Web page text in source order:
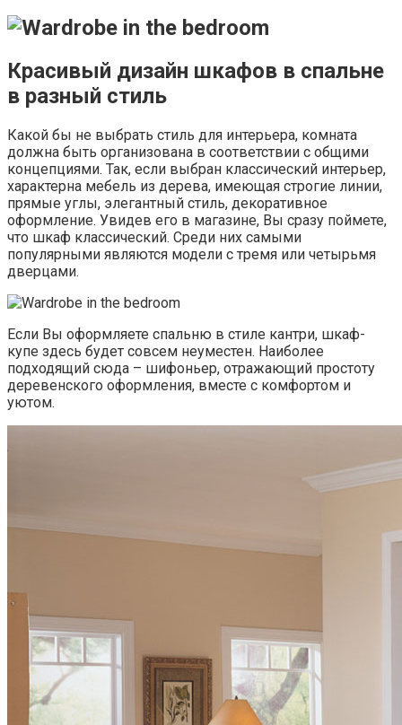
Красивый дизайн шкафов в спальне
в разный стиль
Какой бы не выбрать стиль для интерьера, комната
должна быть организована в соответствии с общими
концепциями. Так, если выбран классический интерьер,
характерна мебель из дерева, имеющая строгие линии,
прямые углы, элегантный стиль, декоративное
оформление. Увидев его в магазине, Вы сразу поймете,
что шкаф классический. Среди них самыми
популярными являются модели с тремя или четырьмя
дверцами.
Если Вы оформляете спальню в стиле кантри, шкаф-
купе здесь будет совсем неуместен. Наиболее
подходящий сюда – шифоньер, отражающий простоту
деревенского оформления, вместе с комфортом и
уютом.